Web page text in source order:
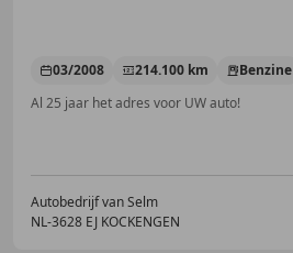
03/2008 214.100 km Benzine
Al 25 jaar het adres voor UW auto!
Autobedrijf van Selm
NL-3628 EJ KOCKENGEN